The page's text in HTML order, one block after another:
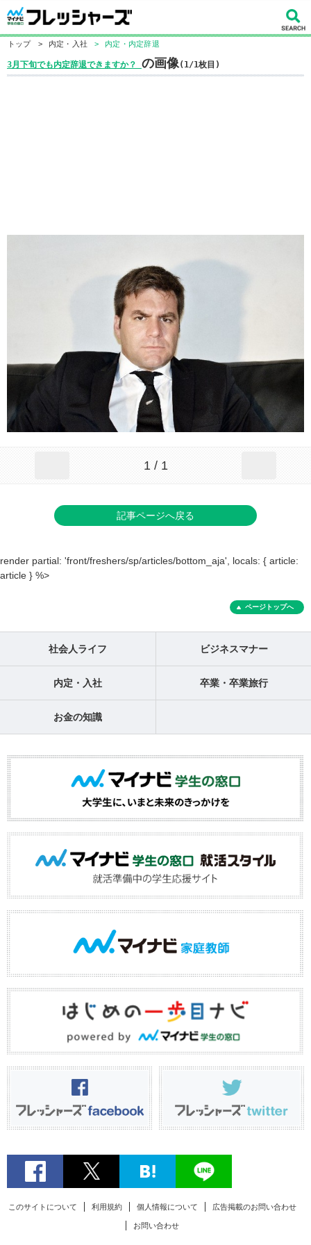
トップ > 内定・入社 > 内定・内定辞退
3月下旬でも内定辞退できますか？ の画像(1/1枚目)
1 / 1
記事ページへ戻る
render partial: 'front/freshers/sp/articles/bottom_aja', locals: { article:
article } %>
ページトップへ
社会人ライフ ビジネスマナー
内定・入社 卒業・卒業旅行
お金の知識
このサイトについて 利用規約 個人情報について 広告掲載のお問い合わせ
お問い合わせ